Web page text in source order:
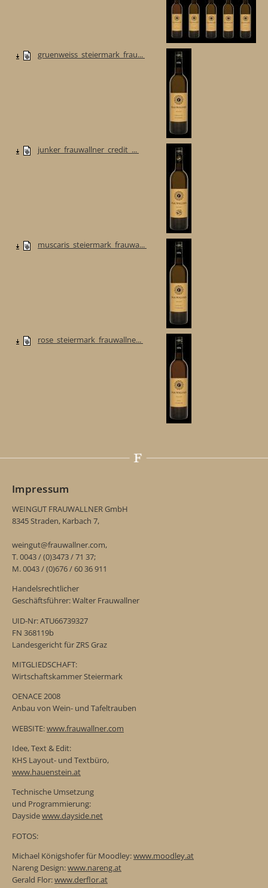
gruenweiss_steiermark_frau...
junker_frauwallner_credit_...
muscaris_steiermark_frauwa...
rose_steiermark_frauwallne...
Impressum
WEINGUT FRAUWALLNER GmbH
8345 Straden, Karbach 7,
weingut@frauwallner.com,
T. 0043 / (0)3473 / 71 37;
M. 0043 / (0)676 / 60 36 911
Handelsrechtlicher
Geschäftsführer: Walter Frauwallner
UID-Nr: ATU66739327
FN 368119b
Landesgericht für ZRS Graz
MITGLIEDSCHAFT:
Wirtschaftskammer Steiermark
OENACE 2008
Anbau von Wein- und Tafeltrauben
WEBSITE:www.frauwallner.com
Idee, Text & Edit:
KHS Layout- und Textbüro,
www.hauenstein.at
Technische Umsetzung
und Programmierung:
Daysidewww.dayside.net
FOTOS:
Michael Königshofer für Moodley:www.moodley.at
Nareng Design:www.nareng.at
Gerald Flor:www.derflor.at